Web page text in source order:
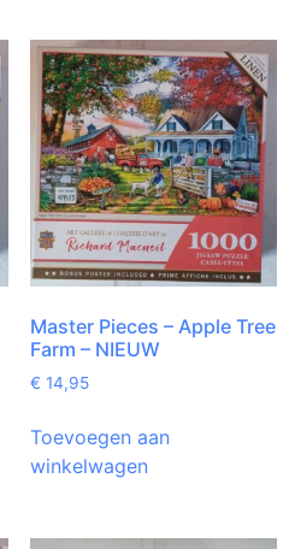
Master Pieces – Apple Tree
Farm – NIEUW
€ 14,95
Toevoegen aan
winkelwagen